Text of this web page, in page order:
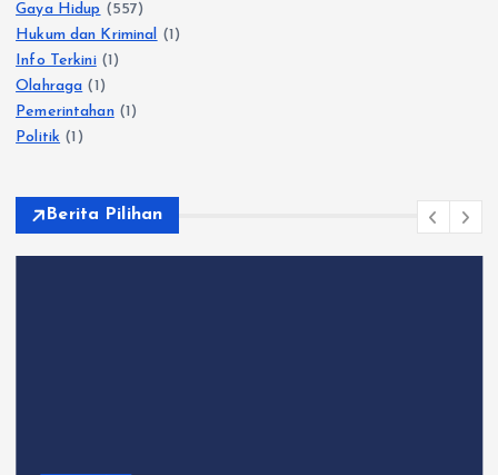
Gaya Hidup (557)
Hukum dan Kriminal (1)
Info Terkini(1)
Olahraga (1)
Pemerintahan(1)
Politik (1)
Berita Pilihan